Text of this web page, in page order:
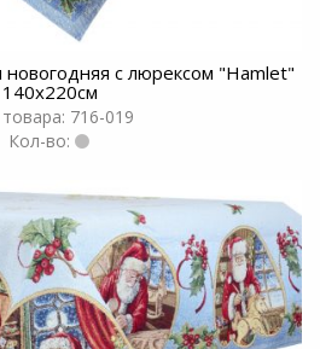
новогодняя с люрексом "Hamlet"
140х220см
716-019
Кол-во: